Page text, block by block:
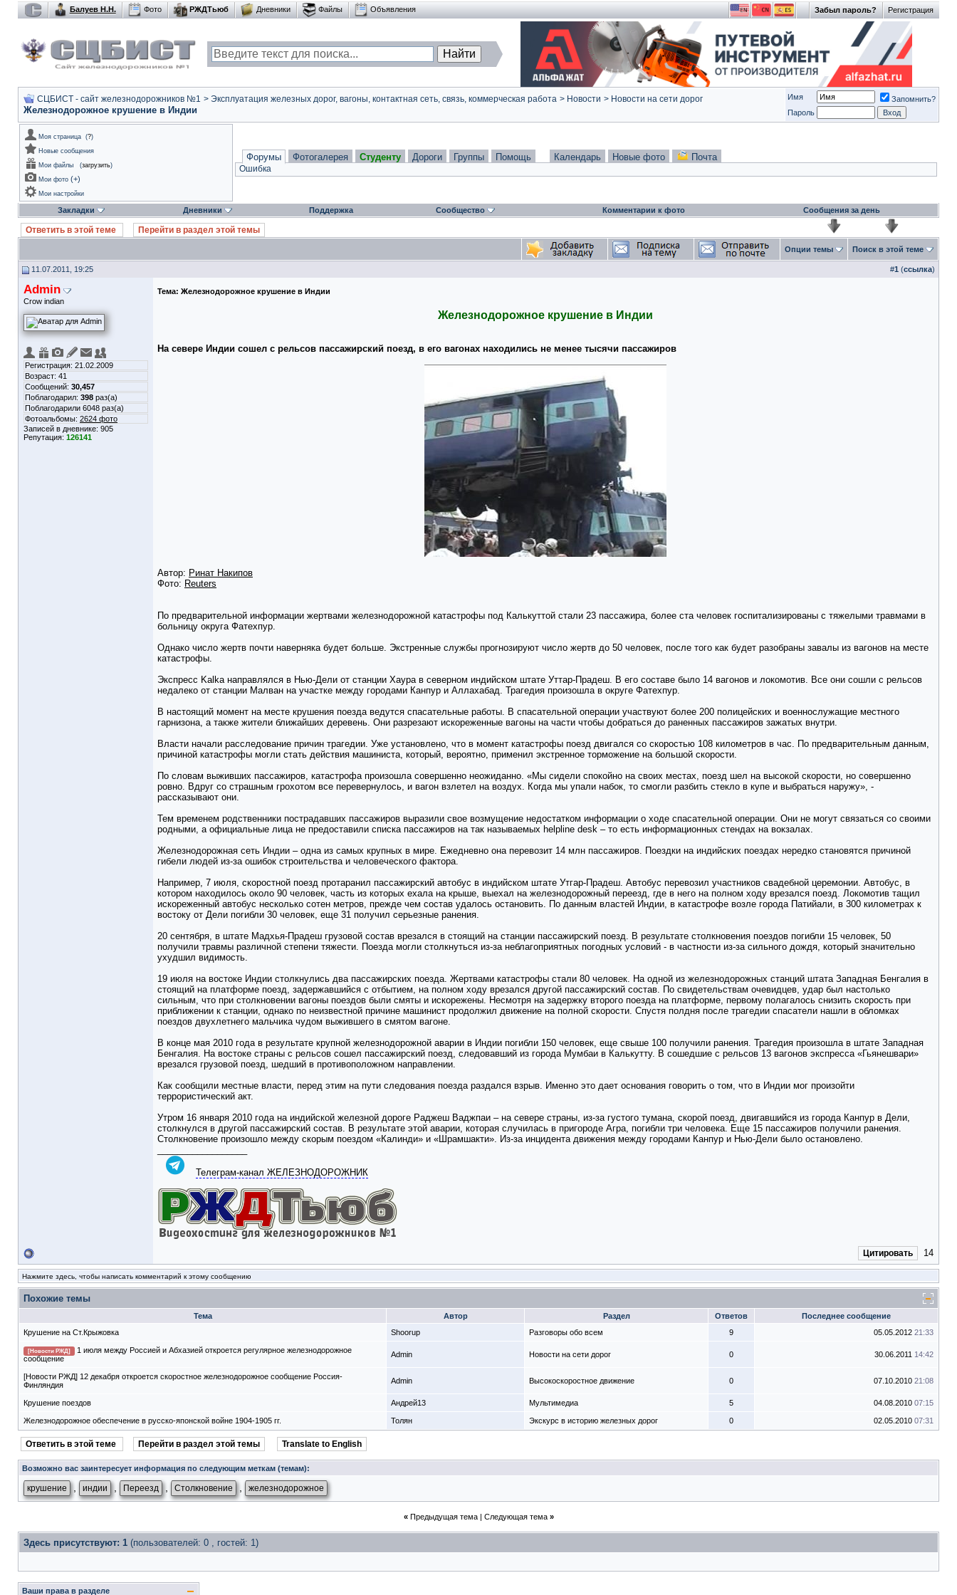
Регистрация
Забыл пароль?
Балуев Н.Н. Фото РЖДТьюб Дневники Файлы Объявления
СЦБИСТ - сайт железнодорожников №1 > Эксплуатация железных дорог, вагоны, контактная сеть, связь, коммерческая работа > Новости > Новости на сети дорог
Железнодорожное крушение в Индии
Имя
Запомнить?
Пароль
Моя страница (?)
Новые сообщения
Мои файлы
(загрузить)
Мои фото (+)
Мои настройки
Форумы Фотогалерея Студенту Дороги Группы Помощь Календарь Новые фото Почта
Ошибка
Закладки Дневники Поддержка Сообщество Комментарии к фото Сообщения за день
Ответить в этой теме Перейти в раздел этой темы
Опции темы Поиск в этой теме
11.07.2011, 19:25 #1 (ссылка)
Admin
Crow indian
Регистрация: 21.02.2009
Возраст: 41
Сообщений: 30,457
Поблагодарил: 398 раз(а)
Поблагодарили 6048 раз(а)
Фотоальбомы: 2624 фото
Записей в дневнике: 905
Репутация: 126141
Тема: Железнодорожное крушение в Индии
Железнодорожное крушение в Индии
На севере Индии сошел с рельсов пассажирский поезд, в его вагонах находились не менее тысячи пассажиров
Автор: Ринат Накипов
Фото: Reuters
По предварительной информации жертвами железнодорожной катастрофы под Калькуттой стали 23 пассажира, более ста человек госпитализированы с тяжелыми травмами в
больницу округа Фатехпур.
Однако число жертв почти наверняка будет больше. Экстренные службы прогнозируют число жертв до 50 человек, после того как будет разобраны завалы из вагонов на месте
катастрофы.
Экспресс Kalka направлялся в Нью-Дели от станции Хаура в северном индийском штате Уттар-Прадеш. В его составе было 14 вагонов и локомотив. Все они сошли с рельсов
недалеко от станции Малван на участке между городами Канпур и Аллахабад. Трагедия произошла в округе Фатехпур.
В настоящий момент на месте крушения поезда ведутся спасательные работы. В спасательной операции участвуют более 200 полицейских и военнослужащие местного
гарнизона, а также жители ближайших деревень. Они разрезают искореженные вагоны на части чтобы добраться до раненных пассажиров зажатых внутри.
Власти начали расследование причин трагедии. Уже установлено, что в момент катастрофы поезд двигался со скоростью 108 километров в час. По предварительным данным,
причиной катастрофы могли стать действия машиниста, который, вероятно, применил экстренное торможение на большой скорости.
По словам выживших пассажиров, катастрофа произошла совершенно неожиданно. «Мы сидели спокойно на своих местах, поезд шел на высокой скорости, но совершенно
ровно. Вдруг со страшным грохотом все перевернулось, и вагон взлетел на воздух. Когда мы упали набок, то смогли разбить стекло в купе и выбраться наружу», -
рассказывают они.
Тем временем родственники пострадавших пассажиров выразили свое возмущение недостатком информации о ходе спасательной операции. Они не могут связаться со своими
родными, а официальные лица не предоставили списка пассажиров на так называемых helpline desk – то есть информационных стендах на вокзалах.
Железнодорожная сеть Индии – одна из самых крупных в мире. Ежедневно она перевозит 14 млн пассажиров. Поездки на индийских поездах нередко становятся причиной
гибели людей из-за ошибок строительства и человеческого фактора.
Например, 7 июля, скоростной поезд протаранил пассажирский автобус в индийском штате Утгар-Прадеш. Автобус перевозил участников свадебной церемонии. Автобус, в
котором находилось около 90 человек, часть из которых ехала на крыше, выехал на железнодорожный переезд, где в него на полном ходу врезался поезд. Локомотив тащил
искореженный автобус несколько сотен метров, прежде чем состав удалось остановить. По данным властей Индии, в катастрофе возле города Патийали, в 300 километрах к
востоку от Дели погибли 30 человек, еще 31 получил серьезные ранения.
20 сентября, в штате Мадхья-Прадеш грузовой состав врезался в стоящий на станции пассажирский поезд. В результате столкновения поездов погибли 15 человек, 50
получили травмы различной степени тяжести. Поезда могли столкнуться из-за неблагоприятных погодных условий - в частности из-за сильного дождя, который значительно
ухудшил видимость.
19 июля на востоке Индии столкнулись два пассажирских поезда. Жертвами катастрофы стали 80 человек. На одной из железнодорожных станций штата Западная Бенгалия в
стоящий на платформе поезд, задержавшийся с отбытием, на полном ходу врезался другой пассажирский состав. По свидетельствам очевидцев, удар был настолько
сильным, что при столкновении вагоны поездов были смяты и искорежены. Несмотря на задержку второго поезда на платформе, первому полагалось снизить скорость при
приближении к станции, однако по неизвестной причине машинист продолжил движение на полной скорости. Спустя полдня после трагедии спасатели нашли в обломках
поездов двухлетнего мальчика чудом выжившего в смятом вагоне.
В конце мая 2010 года в результате крупной железнодорожной аварии в Индии погибли 150 человек, еще свыше 100 получили ранения. Трагедия произошла в штате Западная
Бенгалия. На востоке страны с рельсов сошел пассажирский поезд, следовавший из города Мумбаи в Калькутту. В сошедшие с рельсов 13 вагонов экспресса «Гьянешвари»
врезался грузовой поезд, шедший в противоположном направлении.
Как сообщили местные власти, перед этим на пути следования поезда раздался взрыв. Именно это дает основания говорить о том, что в Индии мог произойти
террористический акт.
Утром 16 января 2010 года на индийской железной дороге Раджеш Ваджпаи – на севере страны, из-за густого тумана, скорой поезд, двигавшийся из города Канпур в Дели,
столкнулся в другой пассажирский состав. В результате этой аварии, которая случилась в пригороде Агра, погибли три человека. Еще 15 пассажиров получили ранения.
Столкновение произошло между скорым поездом «Калинди» и «Шрамшакти». Из-за инцидента движения между городами Канпур и Нью-Дели было остановлено.
Телеграм-канал ЖЕЛЕЗНОДОРОЖНИК
Цитировать 14
Нажмите здесь, чтобы написать комментарий к этому сообщению
Похожие темы
Тема Автор Раздел Ответов
Последнее сообщение
Крушение на Ст.Крыжовка
Shoorup Разговоры обо всем 9 05.05.2012 21:33
[Новости РЖД]
1 июля между Россией и Абхазией откроется регулярное железнодорожное
сообщение
Admin Новости на сети дорог 0 30.06.2011 14:42
[Новости РЖД] 12 декабря откроется скоростное железнодорожное сообщение Россия-
Финляндия
Admin Высокоскоростное движение 0 07.10.2010 21:08
Крушение поездов Андрей13 Мультимедиа 5 04.08.2010 07:15
Железнодорожное обеспечение в русско-японской войне 1904-1905 гг. Толян Экскурс в историю железных дорог 0 02.05.2010 07:31
Ответить в этой теме Перейти в раздел этой темы Translate to English
Возможно вас заинтересует информация по следующим меткам (темам):
крушение индии Переезд Столкновение железнодорожное
« Предыдущая тема| Следующая тема »
Здесь присутствуют: 1 (пользователей: 0 , гостей: 1)
Ваши права в разделе